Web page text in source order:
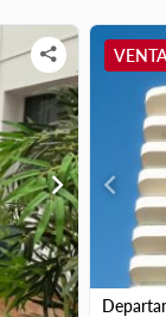
chevron_right chevron_left